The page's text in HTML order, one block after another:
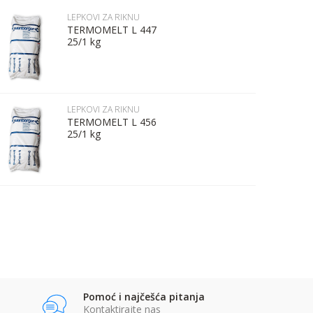
LEPKOVI ZA RIKNU
TERMOMELT L 447
25/1 kg
LEPKOVI ZA RIKNU
TERMOMELT L 456
25/1 kg
Pomoć i najčešća pitanja
Kontaktirajte nas